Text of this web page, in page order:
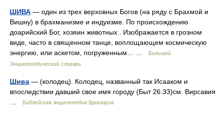
ШИВА — один из трех верховных Богов (на ряду с Брахмой и
Вишну) в брахманизме и индуизме. По происхождению
доарийский Бог, хозяин животных . Изображается в грозном
виде, часто в священном танце, воплощающем космическую
энергию, или аскетом, погруженным… …
Большой
Энциклопедический словарь
Шива — (колодец). Колодец, названный так Исааком и
впоследствии давший свое имя городу (Быт 26:33)см. Вирсавия
Библейская энциклопедия Брокгауза